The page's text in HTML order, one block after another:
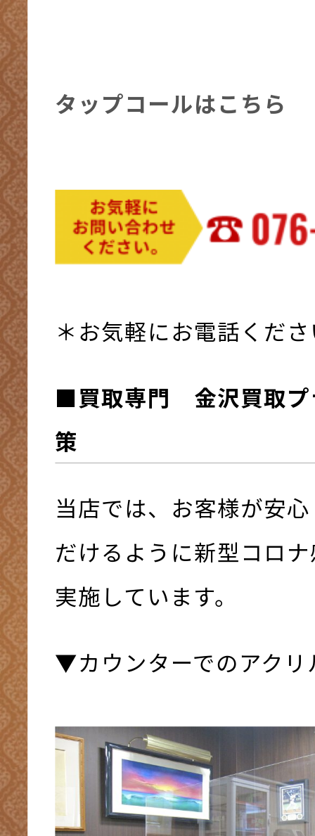
タップコールはこちら
＊お気軽にお電話くだ
■買取専門 金沢買取プ
策
当店では、お客様が安
だけるように新型コロ
実施しています。
▼カウンターでのアクリ